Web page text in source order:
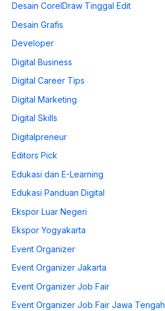
Desain CorelDraw Tinggal Edit
Desain Grafis
Developer
Digital Business
Digital Career Tips
Digital Marketing
Digital Skills
Digitalpreneur
Editors Pick
Edukasi dan E-Learning
Edukasi Panduan Digital
Ekspor Luar Negeri
Ekspor Yogyakarta
Event Organizer
Event Organizer Jakarta
Event Organizer Job Fair
Event Organizer Job Fair Jawa Tengah